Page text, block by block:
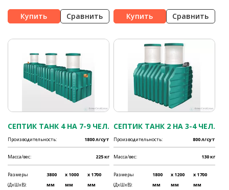
Сравнить Сравнить
СЕПТИК ТАНК 4 НА 7-9 ЧЕЛ.
Производительность: 1800 л/сут
Масса/вес: 225 кг
Размеры
(ДхШхВ):
3800
мм
x 1000
мм
x 1700
мм
СЕПТИК ТАНК 2 НА 3-4 ЧЕЛ.
Производительность: 800 л/сут
Масса/вес: 130 кг
Размеры
(ДхШхВ):
1800
мм
x 1200
мм
x 1700
мм